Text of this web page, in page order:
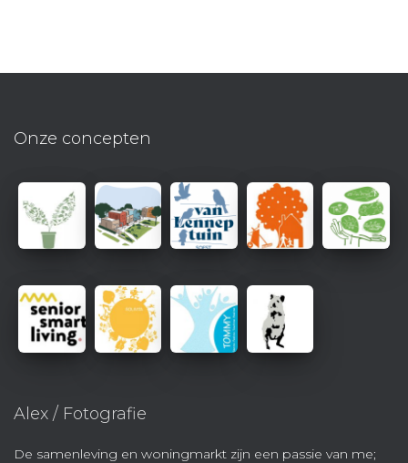
Onze concepten
Alex / Fotografie
De samenleving en woningmarkt zijn een passie van me;